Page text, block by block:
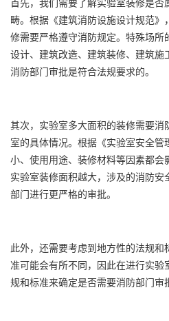
畴。根据《建筑消防设施设计规范
修需要严格遵守消防规定。特殊场
设计、建筑改造、建筑装修、建筑
消防部门审批是符合法规要求的。
其次，实验室多大面积的装修需要
室的具体情况。根据《实验室安全
小、使用用途、装修材料等因素都会
实验室装修面积越大，涉及的消防
部门进行更严格的审批。
此外，还需要考虑到地方性的法规
准可能会有所不同，因此在进行实
规和标准来确定是否需要消防部门审